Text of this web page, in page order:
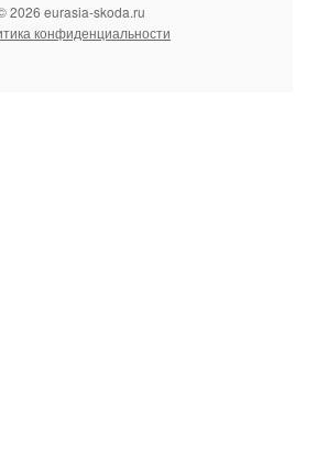
2026 eurasia-skoda.ru
конфиденциальности